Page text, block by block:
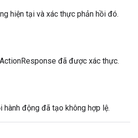
hiện tại và xác thực phản hồi đó.
đã được xác thực.
hành động đã tạo không hợp lệ.